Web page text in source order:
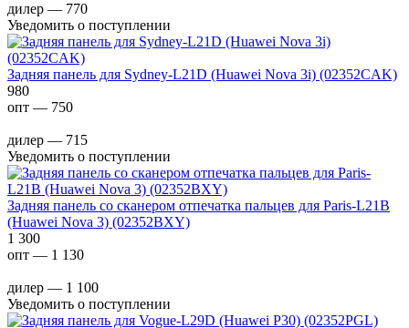
дилер — 770
Уведомить о поступлении
Задняя панель для Sydney-L21D (Huawei Nova 3i) (02352CAK)
980
опт — 750
дилер — 715
Уведомить о поступлении
Задняя панель со сканером отпечатка пальцев для Paris-L21B
(Huawei Nova 3) (02352BXY)
1 300
опт — 1 130
дилер — 1 100
Уведомить о поступлении